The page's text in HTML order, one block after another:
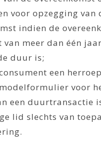
voor opzegging van
indien de
meer dan één
duur is;
een
voor
een duurtransactie
lid slechts van